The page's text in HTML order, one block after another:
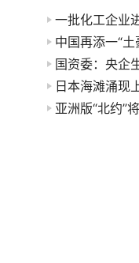
一批化工企业